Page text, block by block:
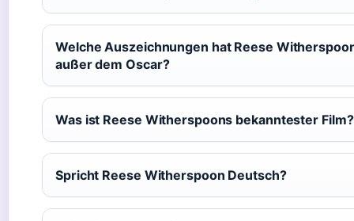
Welche Auszeichnungen hat Reese
außer dem Oscar?
Was ist Reese Witherspoons bekanntester Film?
Spricht Reese Witherspoon Deutsch?